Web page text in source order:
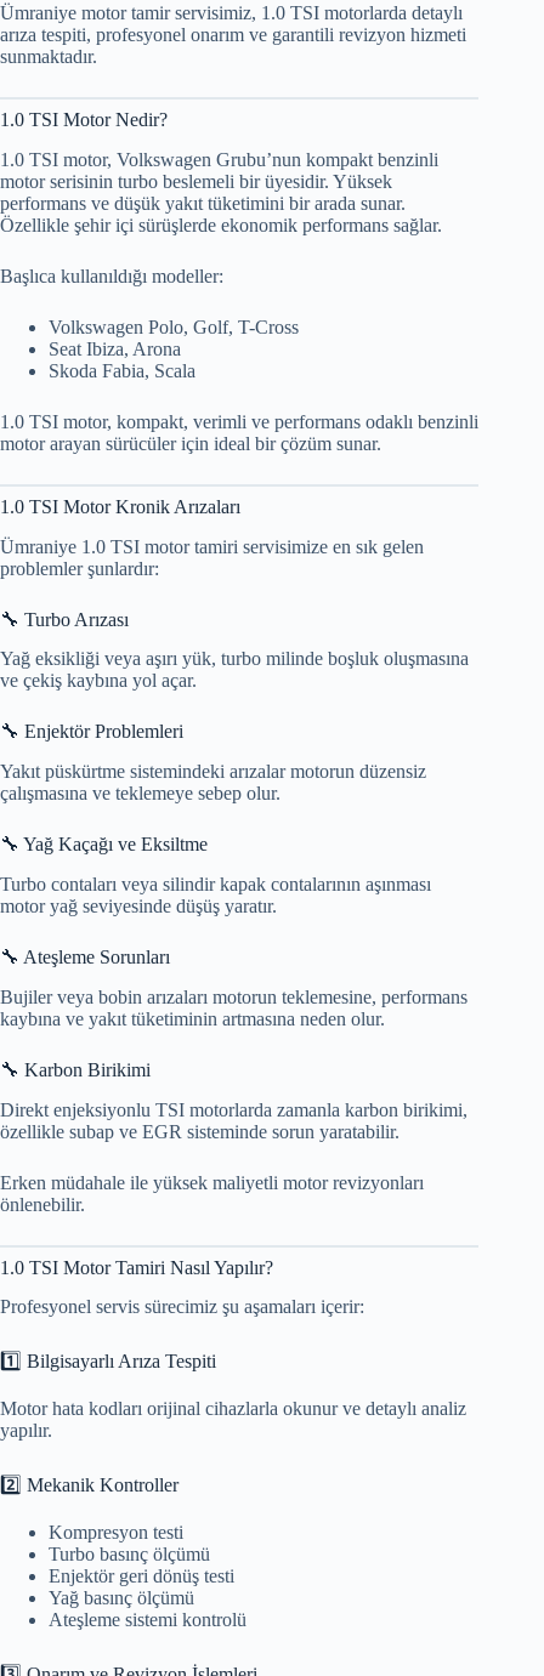
Ümraniye motor tamir servisimiz, 1.0 TSI motorlarda detaylı
arıza tespiti, profesyonel onarım ve garantili revizyon hizmeti
sunmaktadır.
1.0 TSI Motor Nedir?
1.0 TSI motor, Volkswagen Grubu’nun kompakt benzinli
motor serisinin turbo beslemeli bir üyesidir. Yüksek
performans ve düşük yakıt tüketimini bir arada sunar.
Özellikle şehir içi sürüşlerde ekonomik performans sağlar.
Başlıca kullanıldığı modeller:
Volkswagen Polo, Golf, T-Cross
Seat Ibiza, Arona
Skoda Fabia, Scala
1.0 TSI motor, kompakt, verimli ve performans odaklı benzinli
motor arayan sürücüler için ideal bir çözüm sunar.
1.0 TSI Motor Kronik Arızaları
Ümraniye 1.0 TSI motor tamiri servisimize en sık gelen
problemler şunlardır:
🔧 Turbo Arızası
Yağ eksikliği veya aşırı yük, turbo milinde boşluk oluşmasına
ve çekiş kaybına yol açar.
🔧 Enjektör Problemleri
Yakıt püskürtme sistemindeki arızalar motorun düzensiz
çalışmasına ve teklemeye sebep olur.
🔧 Yağ Kaçağı ve Eksiltme
Turbo contaları veya silindir kapak contalarının aşınması
motor yağ seviyesinde düşüş yaratır.
🔧 Ateşleme Sorunları
Bujiler veya bobin arızaları motorun teklemesine, performans
kaybına ve yakıt tüketiminin artmasına neden olur.
🔧 Karbon Birikimi
Direkt enjeksiyonlu TSI motorlarda zamanla karbon birikimi,
özellikle subap ve EGR sisteminde sorun yaratabilir.
Erken müdahale ile yüksek maliyetli motor revizyonları
önlenebilir.
1.0 TSI Motor Tamiri Nasıl Yapılır?
Profesyonel servis sürecimiz şu aşamaları içerir:
1️⃣ Bilgisayarlı Arıza Tespiti
Motor hata kodları orijinal cihazlarla okunur ve detaylı analiz
yapılır.
2️⃣ Mekanik Kontroller
Kompresyon testi
Turbo basınç ölçümü
Enjektör geri dönüş testi
Yağ basınç ölçümü
Ateşleme sistemi kontrolü